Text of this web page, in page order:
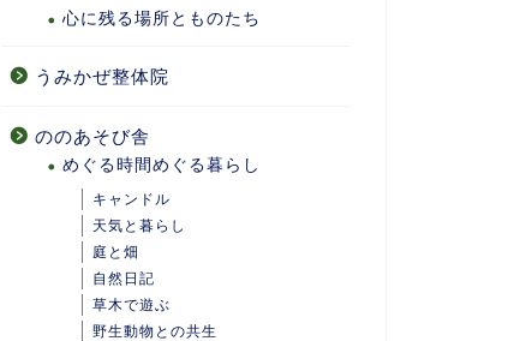
心に残る場所とものたち
うみかぜ整体院
ののあそび舎
めぐる時間めぐる暮らし
キャンドル
天気と暮らし
庭と畑
自然日記
草木で遊ぶ
野生動物との共生